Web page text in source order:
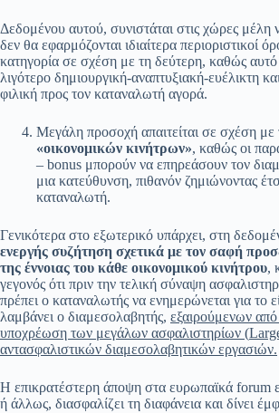
Δεδομένου αυτού, συνιστάται στις χώρες μέλη
δεν θα εφαρμόζονται ιδιαίτερα περιοριστικοί
κατηγορία σε σχέση με τη δεύτερη, καθώς αυτό
λιγότερο δημιουργική-αναπτυξιακή-ευέλικτη
φιλική προς τον καταναλωτή αγορά.
Μεγάλη προσοχή απαιτείται σε σχέση με
«οικονομικών κινήτρων», καθώς οι
– bonus μπορούν να επηρεάσουν τον
μια κατεύθυνση, πιθανόν ζημιώνοντας
καταναλωτή.
Γενικότερα στο εξωτερικό υπάρχει, στη
ενεργής συζήτηση σχετικά με τον σαφή
της έννοιας του κάθε οικονομικού κινήτρου,
γεγονός ότι πριν την τελική σύναψη
πρέπει ο καταναλωτής να ενημερώνεται για το
λαμβάνει ο διαμεσολαβητής, εξαιρούμενων
υποχρέωση των μεγάλων ασφαλιστηρίων (
αντασφαλιστικών διαμεσολαβητικών εργασιών.
Η επικρατέστερη άποψη στα ευρωπαϊκά forum
ή άλλως, διασφαλίζει τη διαφάνεια και δίνει